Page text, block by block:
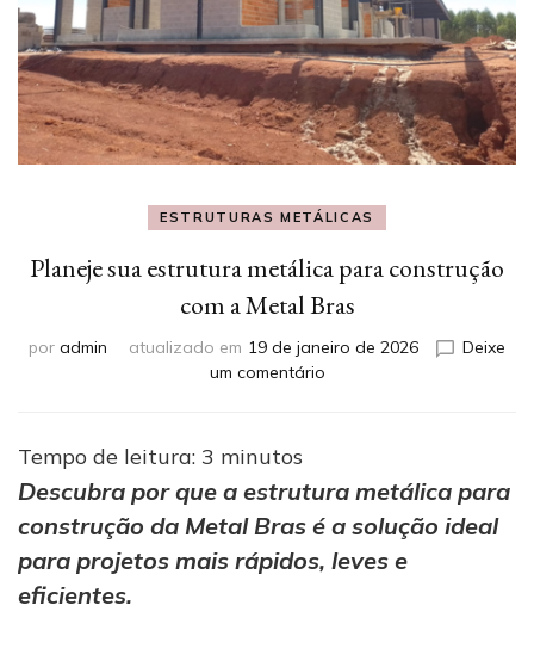
ESTRUTURAS METÁLICAS
Planeje sua estrutura metálica para construção
com a Metal Bras
por admin atualizado em 19 de janeiro de 2026
Deixe
um comentárioem
para
construção
a
Tempo de leitura: 3 minutos
Descubra por que a estrutura metálica para
construção da Metal Bras é a solução ideal
para projetos mais rápidos, leves e
eficientes.